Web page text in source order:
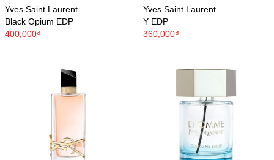
Yves Saint Laurent
Black Opium EDP
400,000₫
Yves Saint Laurent
Y EDP
360,000₫